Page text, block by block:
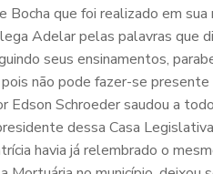
que foi realizado em
Adelar pelas palavras que
seus ensinamentos,
não pode fazer-se
Edson Schroeder saudou a
dessa Casa
havia já relembrado o